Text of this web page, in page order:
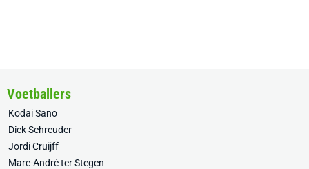
Voetballers
Kodai Sano
Dick Schreuder
Jordi Cruijff
Marc-André ter Stegen